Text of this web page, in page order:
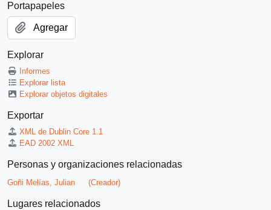
Portapapeles
Agregar
Explorar
Informes
Explorar lista
Explorar objetos digitales
Exportar
XML de Dublin Core 1.1
EAD 2002 XML
Personas y organizaciones relacionadas
Goñi Melías, Julian (Creador)
Lugares relacionados